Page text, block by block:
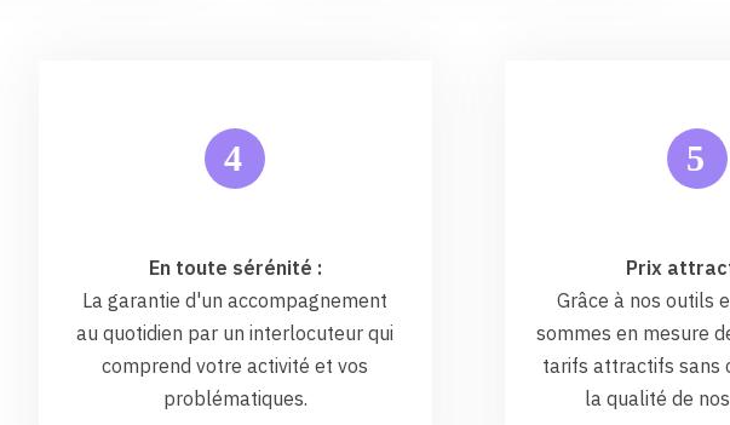
4
En toute sérénité :
La garantie d'un accompagnement
au quotidien par un interlocuteur qui
comprend votre activité et vos
problématiques.
5
Prix
Grâce à nos outils
sommes en mesure
tarifs attractifs sans
la qualité de